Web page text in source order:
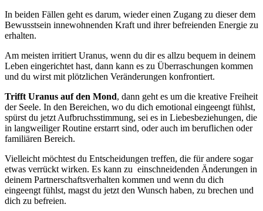
In beiden Fällen geht es darum, wieder einen Zugang zu dieser dem
Bewusstsein innewohnenden Kraft und ihrer befreienden Energie zu
erhalten.
Am meisten irritiert Uranus, wenn du dir es allzu bequem in deinem
Leben eingerichtet hast, dann kann es zu Überraschungen kommen
und du wirst mit plötzlichen Veränderungen konfrontiert.
Trifft Uranus auf den Mond, dann geht es um die kreative Freiheit
der Seele. In den Bereichen, wo du dich emotional eingeengt fühlst,
spürst du jetzt Aufbruchsstimmung, sei es in Liebesbeziehungen, die
in langweiliger Routine erstarrt sind, oder auch im beruflichen oder
familiären Bereich.
Vielleicht möchtest du Entscheidungen treffen, die für andere sogar
etwas verrückt wirken. Es kann zu einschneidenden Änderungen in
deinem Partnerschaftsverhalten kommen und wenn du dich
eingeengt fühlst, magst du jetzt den Wunsch haben, zu brechen und
dich zu befreien.